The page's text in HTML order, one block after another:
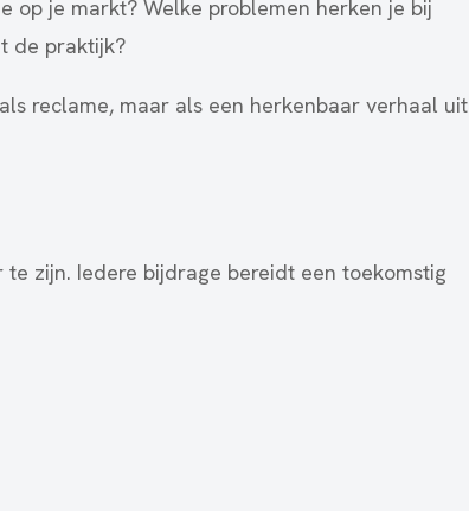
op je markt? Welke problemen herken je bij
de praktijk?
reclame, maar als een herkenbaar verhaal uit
zijn. Iedere bijdrage bereidt een toekomstig